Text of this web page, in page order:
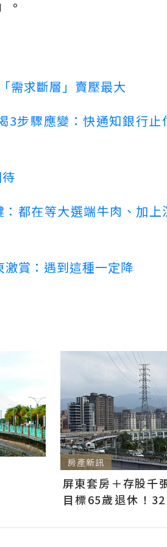
。
需求斷層」賣壓最大
3步驟應變：快通知銀行止
都在等大選端牛肉、加上
賞：遇到這種一定降
房產新訊
屏東套房＋存股千
目標65歲退休！